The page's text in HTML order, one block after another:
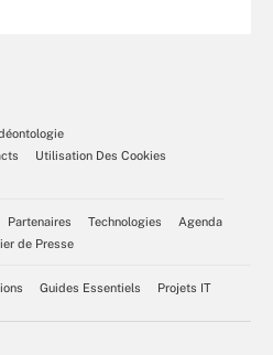
Utilisation Des Cookies
Partenaires Technologies
Agenda
de Presse
Guides Essentiels Projets IT